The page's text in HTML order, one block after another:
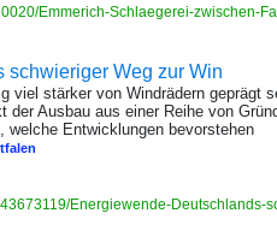
Emmerich-Schlaegerei-zwischen-
schwieriger Weg zur Win
viel stärker von Windrädern geprägt
der Ausbau aus einer Reihe von
Entwicklungen bevorstehen
Energiewende-Deutschlands-